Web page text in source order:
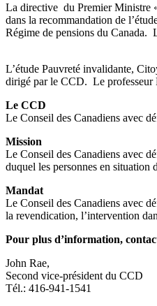
La directive du Premier Ministre «
dans la recommandation de
Régime de pensions du Canada.
L’étude Pauvreté invalidante,
dirigé par le CCD. Le professeur
Le CCD
Le Conseil des Canadiens avec
Mission
Le Conseil des Canadiens avec
duquel les personnes en situation
Mandat
Le Conseil des Canadiens avec
la revendication, l’intervention
Pour plus d’information,
John Rae,
Second vice-président du CCD
Tél.: 416-941-1541